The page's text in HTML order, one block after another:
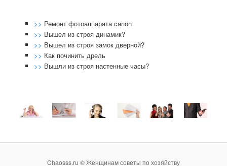
>> Ремонт фотоаппарата canon
>> Вышел из строя динамик?
>> Вышел из строя замок дверной?
>> Как починить дрель
>> Вышли из строя настенные часы?
Chaosss.ru © Женщинам советы по хозяйству